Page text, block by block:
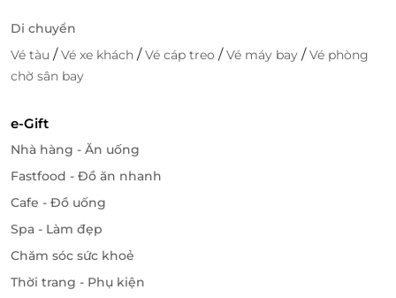
Di chuyển
Vé tàu /Vé xe khách /Vé cáp treo /Vé máy bay /Vé phòng
chờ sân bay
e-Gift
Nhà hàng - Ăn uống
Fastfood - Đồ ăn nhanh
Cafe - Đồ uống
Spa - Làm đẹp
Chăm sóc sức khoẻ
Thời trang - Phụ kiện